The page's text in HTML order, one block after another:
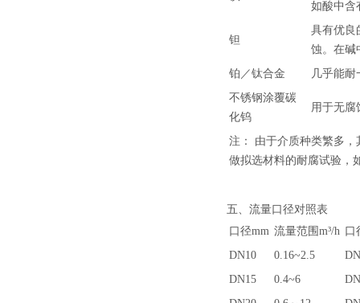
如酸中含
钽
具有优良
蚀。在碱
铂／钛合金
几乎能
不锈钢涂覆碳
化钨
用于无腐
注： 由于介质种类繁多
做拟选材料的耐腐试验，
五、流量口径对照表
口径mm 流量范围m³/h 口
DN10
0.16~2.5
DN15
0.4~6